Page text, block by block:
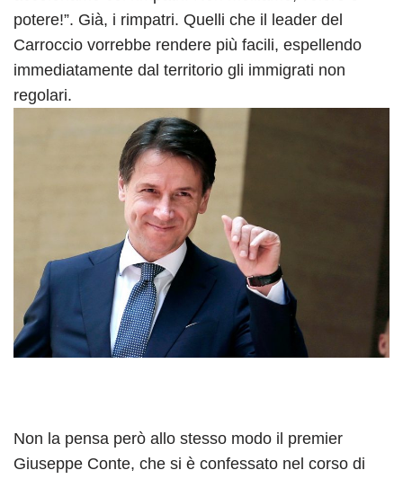
potere!”. Già, i rimpatri. Quelli che il leader del
Carroccio vorrebbe rendere più facili, espellendo
immediatamente dal territorio gli immigrati non
regolari.
Non la pensa però allo stesso modo il premier
Giuseppe Conte, che si è confessato nel corso di